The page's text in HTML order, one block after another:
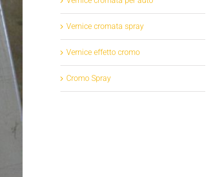
Vernice cromata spray
Vernice effetto cromo
Cromo Spray